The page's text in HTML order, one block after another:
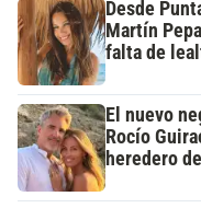
Desde
Martín
falta de
El nuevo
Rocío
heredero